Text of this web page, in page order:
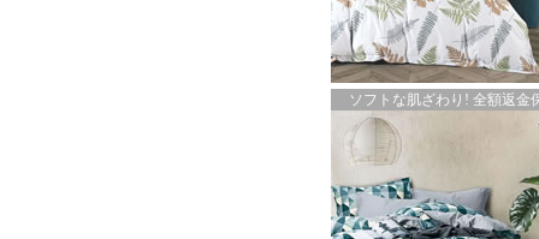
ソフトな肌ざわり! 全額返金